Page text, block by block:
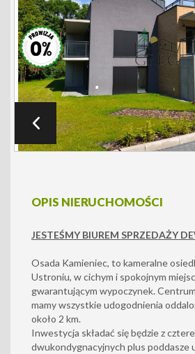
OPIS NIERUCHOMOŚCI
JESTEŚMY BIUREM SPRZEDAŻY
Osada Kamieniec, to kameralne
Ustroniu, w cichym i spokojnym
gwarantującym wypoczynek.
mamy wszystkie udogodnienia
około 2 km.
Inwestycja składać się będzie z
dwukondygnacyjnych plus poddasze